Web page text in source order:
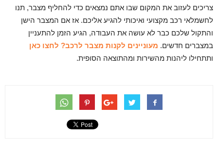
צריכים לעזוב את המקום שבו אתם נמצאים כדי להחליף מצבר, תנו
לחשמלאי רכב מקצועי ואיכותי להגיע אליכם. אז אם המצבר הישן
והתקול שלכם כבר לא עושה את העבודה, הגיע הזמן להתעניין
במצברים חדשים. מעוניינים לקנות מצבר לרכב? לחצו כאן
ותתחילו ליהנות מהשירות ומהתוצאה הסופית.